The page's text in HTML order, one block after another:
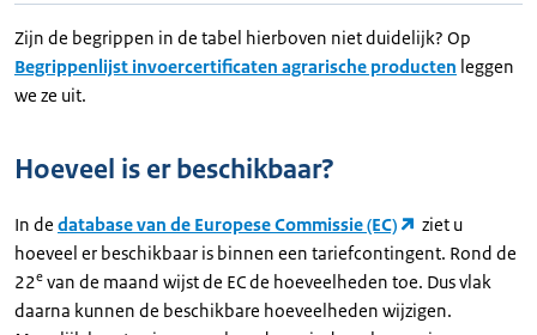
Zijn de begrippen in de tabel hierboven niet duidelijk? Op
Begrippenlijst invoercertificaten agrarische producten leggen
we ze uit.
Hoeveel is er beschikbaar?
In de database van de Europese Commissie (EC)
ziet u
hoeveel er beschikbaar is binnen een tariefcontingent. Rond de
22e van de maand wijst de EC de hoeveelheden toe. Dus vlak
daarna kunnen de beschikbare hoeveelheden wijzigen.